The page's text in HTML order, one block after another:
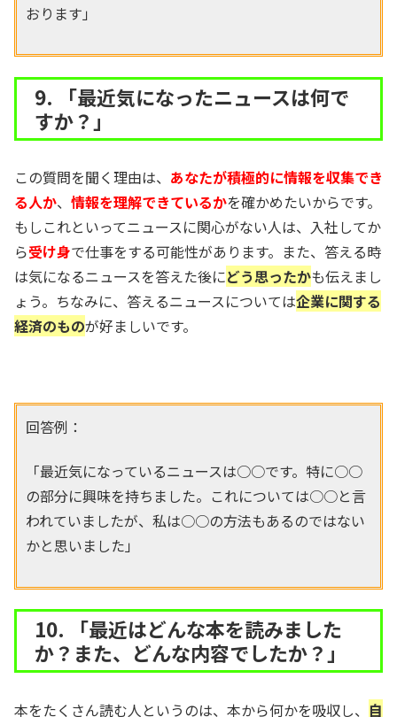
おります」
9. 「最近気になったニュースは何で
すか？」
この質問を聞く理由は、 あなたが積極的に情報を収集でき
る人か、 情報を理解できているかを確かめたいからです。
もしこれといってニュースに関心がない人は、入社してか
ら受け身で仕事をする可能性があります。また、答える時
は気になるニュースを答えた後にどう思ったかも伝えまし
ょう。ちなみに、答えるニュースについては企業に関する
経済のものが好ましいです。
回答例：
「最近気になっているニュースは○○です。特に○○
の部分に興味を持ちました。これについては○○と言
われていましたが、私は○○の方法もあるのではない
かと思いました」
10. 「最近はどんな本を読みました
か？また、どんな内容でしたか？」
本をたくさん読む人というのは、本から何かを吸収し、 自